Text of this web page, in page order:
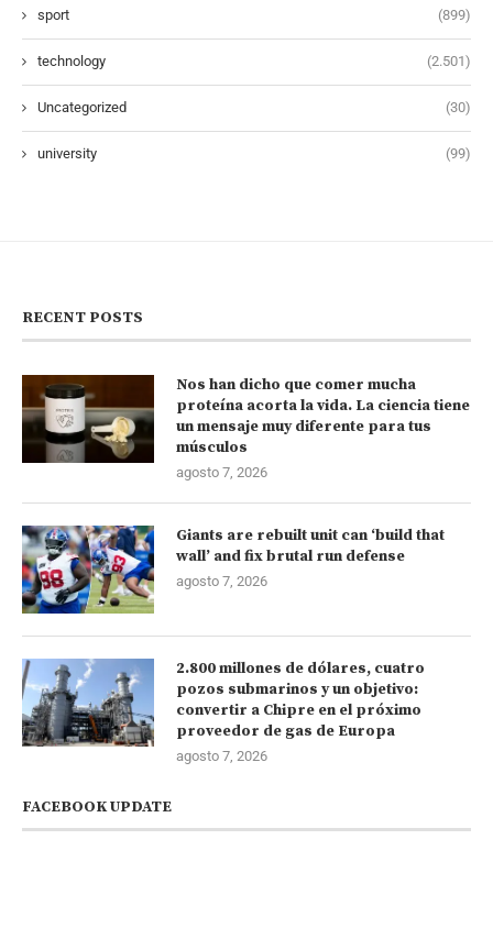
sport (899)
technology (2.501)
Uncategorized (30)
university (99)
RECENT POSTS
Nos han dicho que comer mucha
proteína acorta la vida. La ciencia tiene
un mensaje muy diferente para tus
músculos
agosto 7, 2026
Giants are rebuilt unit can ‘build that
wall’ and fix brutal run defense
agosto 7, 2026
2.800 millones de dólares, cuatro
pozos submarinos y un objetivo:
convertir a Chipre en el próximo
proveedor de gas de Europa
agosto 7, 2026
FACEBOOK UPDATE